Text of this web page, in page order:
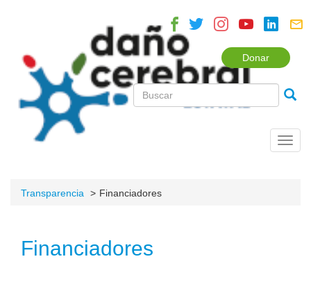
Donar
Transparencia Financiadores
Financiadores